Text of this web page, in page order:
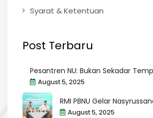
Syarat & Ketentuan
Post Terbaru
Pesantren NU: Bukan Sekadar
August 5, 2025
RMI PBNU Gelar
August 5, 2025